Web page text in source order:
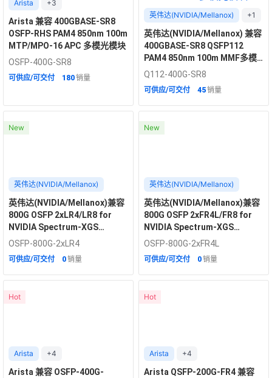
Arista +3
Arista 兼容 400GBASE-SR8
OSFP-RHS PAM4 850nm 100m
MTP/MPO-16 APC 多模光模块
OSFP-400G-SR8
可供应/可交付 180销量
英伟达(NVIDIA/Mellanox) +1
英伟达(NVIDIA/Mellanox) 兼容
400GBASE-SR8 QSFP112
PAM4 850nm 100m MMF多模
光模块
Q112-400G-SR8
可供应/可交付 45销量
New
英伟达(NVIDIA/Mellanox)
英伟达(NVIDIA/Mellanox)兼容
800G OSFP 2xLR4/LR8 for
NVIDIA Spectrum-XGS
1310nm 10km PAM4 DDM 双工
OSFP-800G-2xLR4
可供应/可交付 0销量
New
英伟达(NVIDIA/Mellanox)
英伟达(NVIDIA/Mellanox)兼容
800G OSFP 2xFR4L/FR8 for
NVIDIA Spectrum-XGS
1310nm 6km PAM4 DDM 双工
OSFP-800G-2xFR4L
可供应/可交付 0销量
Hot
Arista +4
Arista 兼容 OSFP-400G-
Hot
Arista +4
Arista QSFP-200G-FR4 兼容